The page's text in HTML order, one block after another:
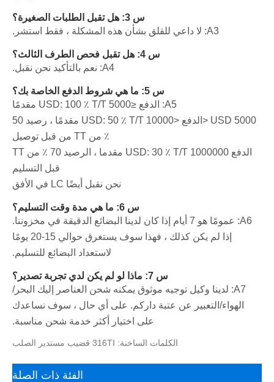
س 3: هل تقبل الطلبات الصغيرة؟
A3: لا داعي للقلق بشأن هذه المشكلة ، فقط استشر.
س 4: هل تقبل فحص الطرف الثالث؟
A4: نعم بالتأكيد نحن نقبل.
س 5: ما هي شروط الدفع الخاصة بك؟
A5: الدفع ≤5000 USD: 100 ٪ T/T مقدمًا
5000 USD <الدفع <10000 USD: 50 ٪ T/T مقدمًا ، رصيد 50
٪ من TT من قبل توصيل
الدفع 1000000 USD: 30 ٪ T/T مقدما ، الرصيد 70 ٪ من TT
قبل التسليم
نحن نقبل أيضًا LC في الأفق
س 6: ما هي مدة وقت التسليم؟
A6: عمومًا هو 7 أيام إذا كان لدينا البضائع الدقيقة في مخزوننا.
إذا لم يكن كذلك ، فهذا سوف يستغرق حوالي 15-20 يومًا
لاستعداد البضائع للتسليم.
س 7: ماذا لو لم يكن لدي تجربة تصدير؟
A7: لدينا وكيل توجيه موثوق يمكنه شحن العناصر إليك البحر/
الهواء/التعبير عن عتبة داركم. على أي حال ، سوف نساعدك
على اختيار أكثر خدمة شحن مناسبة.
الكلمات الساخنة: 316TI قضيب مستدير الصلب
الفئة ذات الصلة